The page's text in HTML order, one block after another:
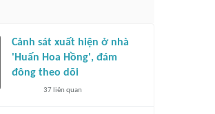
Cảnh sát xuất hiện ở nhà
'Huấn Hoa Hồng', đám
đông theo dõi
37liên quan